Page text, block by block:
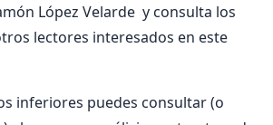
López Velarde y consulta los
lectores interesados en este
inferiores puedes consultar (o